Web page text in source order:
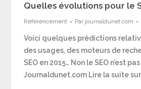
Quelles évolutions pour le
Référencement Par journaldunet.com
Voici quelques prédictions
des usages, des moteurs de
SEO en 2015… Non le SEO n’est
Journaldunet.com Lire la suite